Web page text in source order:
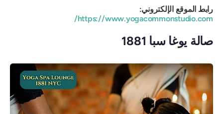
رابط الموقع الإلكتروني:
https://www.yogacommonstudio.com/
صالة يوغا سبا 1881